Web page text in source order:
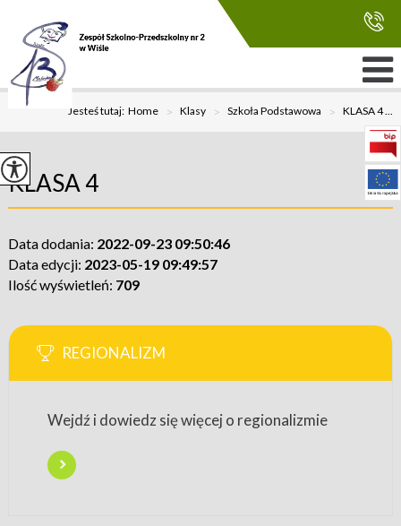
Jesteś tutaj:Home > Klasy > Szkoła Podstawowa > KLASA 4 ...
KLASA 4
Data dodania: 2022-09-23 09:50:46
Data edycji: 2023-05-19 09:49:57
Ilość wyświetleń: 709
REGIONALIZM
Wejdź i dowiedz się więcej o regionalizmie